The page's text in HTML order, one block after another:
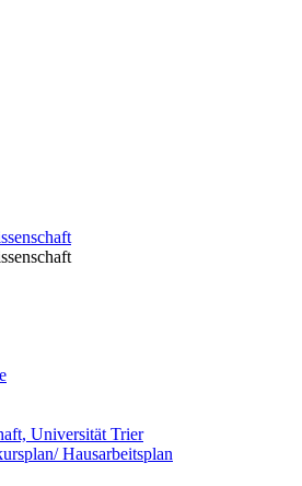
Universität Trier
Hausarbeitsplan